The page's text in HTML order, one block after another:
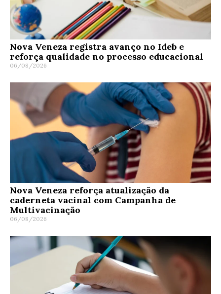
Nova Veneza registra avanço no Ideb e
reforça qualidade no processo educacional
06/08/2026
Nova Veneza reforça atualização da
caderneta vacinal com Campanha de
Multivacinação
06/08/2026